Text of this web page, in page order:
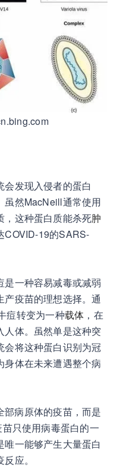
发现入侵者的蛋白
虽然MacNeill通常使用
，这种蛋白质能杀死肿
COVID-19的SARS-
一种容易减毒或减弱
疫苗的理想选择。通
痘转变为一种载体 ，在
体。虽然单是这种突
会将这种蛋白识别为冠
体在未来遭遇整个病
病原体的疫苗，而是
只使用病毒蛋白的一
一能够产生大量蛋白
应。